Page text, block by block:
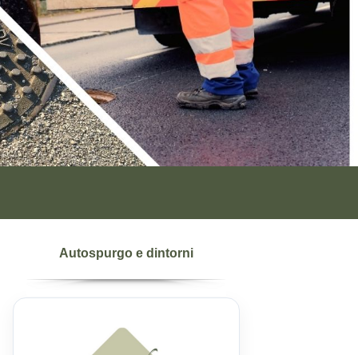
Autospurgo e dintorni